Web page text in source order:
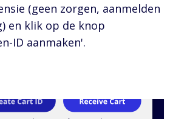
(geen zorgen, aanmelden
en klik op de knop
ID aanmaken'.